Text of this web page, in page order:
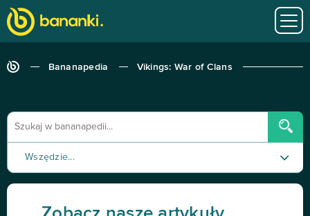
Bananapedia Vikings: War of Clans
Wszędzie...